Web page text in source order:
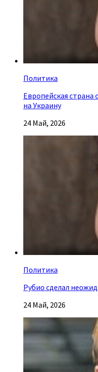
Политика
Европейская страна
на Украину
24 Май, 2026
Политика
Рубио сделал
24 Май, 2026